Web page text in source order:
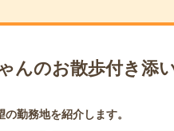
んのお散歩付き添
勤務地を紹介します。